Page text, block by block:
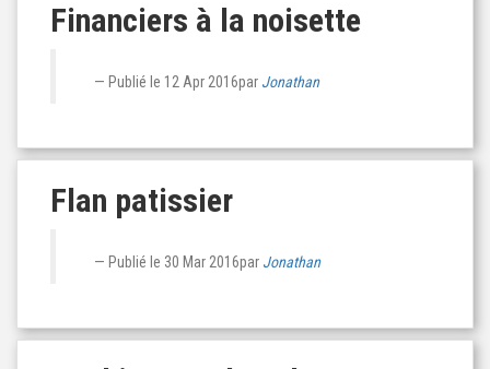
Financiers à la noisette
Publié le 12 Apr 2016par Jonathan
Flan patissier
Publié le 30 Mar 2016par Jonathan